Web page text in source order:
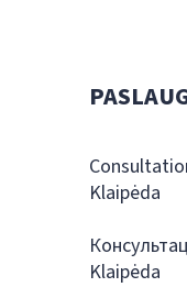
Klaipėda
Klaipėda